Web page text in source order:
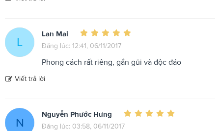
L
Lan Mai
Đăng lúc: 12:41, 06/11/2017
Phong cách rất riêng, gần gũi và độc đáo
Viết trả lời
N
Nguyễn Phước Hưng
Đăng lúc: 03:58, 06/11/2017